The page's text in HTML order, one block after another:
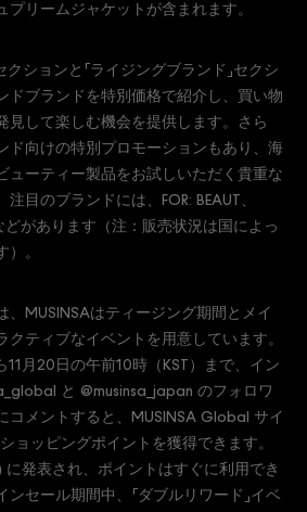
プリームジャケットが含まれます。
クションと「ライジングブランド」セクシ
ドブランドを特別価格で紹介し、買い物
見して楽しむ機会を提供します。さら
ド向けの特別プロモーションもあり、海
ューティー製品をお試しいただく貴重な
目のブランドには、FOR: BEAUT、
どがあります（注：販売状況は国によっ
）。
、MUSINSAはティージング期間とメイ
クティブなイベントを用意しています。
11月20日の午前10時（KST）まで、イン
と @musinsa_japan のフォロワ
コメントすると、MUSINSA Global サイ
ョッピングポイントを獲得できます。
に発表され、ポイントはすぐに利用でき
セール期間中、「ダブルリワード」イベ